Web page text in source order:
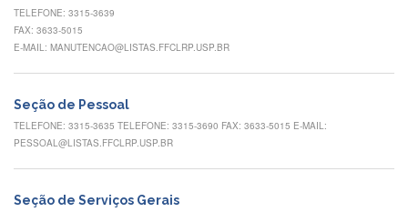
Empresas
Cursos
e
Atividades
e
TELEFONE: 3315-3639
FAX: 3633-5015
E-MAIL: MANUTENCAO@LISTAS.FFCLRP.USP.BR
Seção de Pessoal
TELEFONE: 3315-3635 TELEFONE: 3315-3690 FAX: 3633-5015 E-MAIL:
PESSOAL@LISTAS.FFCLRP.USP.BR
Seção de Serviços Gerais